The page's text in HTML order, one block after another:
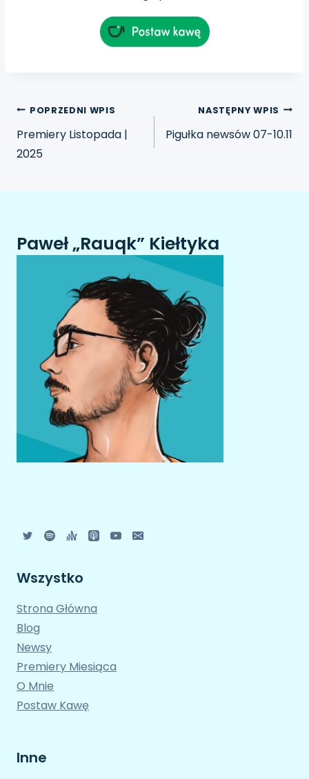
POPRZEDNI WPIS
Premiery Listopada |
2025
NASTĘPNY WPIS
Pigułka newsów 07-10.11
Paweł „Rauqk” Kiełtyka
Wszystko
Strona Główna
Blog
Newsy
Premiery Miesiąca
O Mnie
Postaw Kawę
Inne